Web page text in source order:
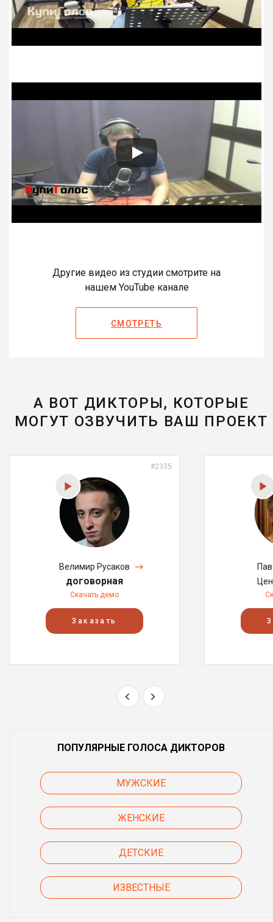
Другие видео из студии смотрите на
нашем YouTube канале
СМОТРЕТЬ
А ВОТ ДИКТОРЫ, КОТОРЫЕ
МОГУТ ОЗВУЧИТЬ ВАШ ПРОЕКТ
#2335
Велимир Русаков
договорная
Скачать демо
Заказать
ПОПУЛЯРНЫЕ ГОЛОСА ДИКТОРОВ
МУЖСКИЕ
ЖЕНСКИЕ
ДЕТСКИЕ
ИЗВЕСТНЫЕ